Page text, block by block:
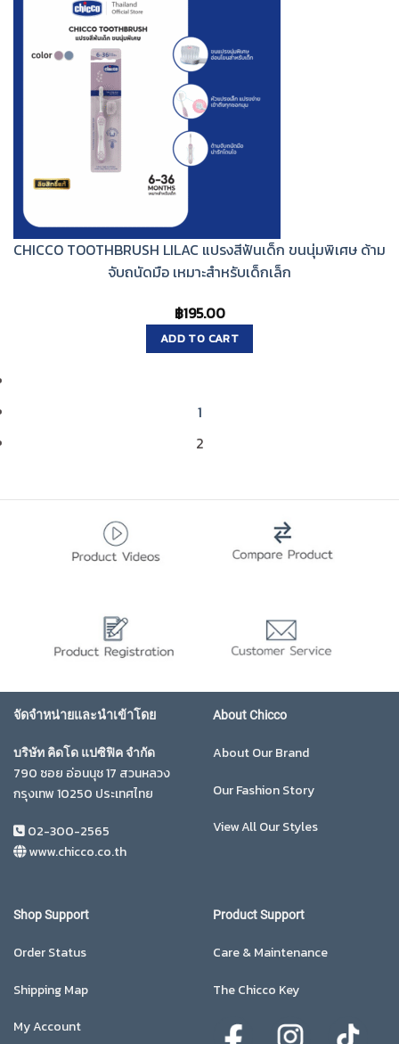
CHICCO TOOTHBRUSH LILAC แปรงสีฟันเด็ก ขนนุ่มพิเศษ ด้าม
จับถนัดมือ เหมาะสำหรับเด็กเล็ก
฿195.00
ADD TO CART
1
2
จัดจำหน่ายและนำเข้าโดย
บริษัท คิดโด แปซิฟิค จำกัด
790 ซอย อ่อนนุช 17 สวนหลวง
กรุงเทพ 10250 ประเทศไทย
02-300-2565
www.chicco.co.th
About Chicco
About Our Brand
Our Fashion Story
View All Our Styles
Shop Support
Order Status
Shipping Map
My Account
Product Support
Care & Maintenance
The Chicco Key